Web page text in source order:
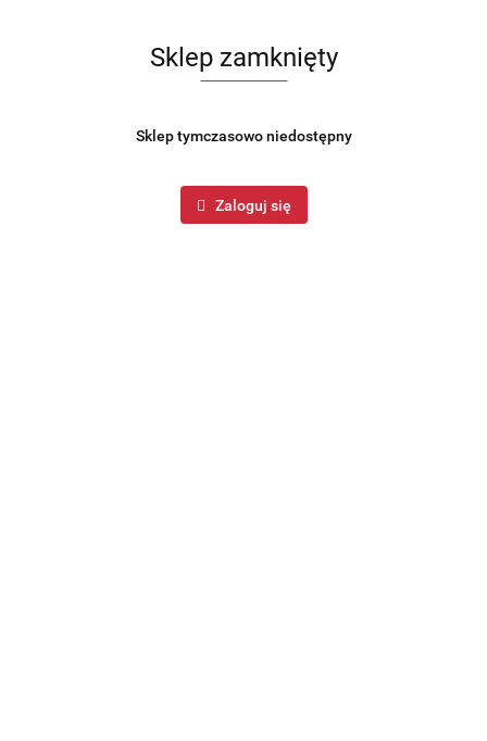
Sklep zamknięty
Sklep tymczasowo niedostępny
Zaloguj się